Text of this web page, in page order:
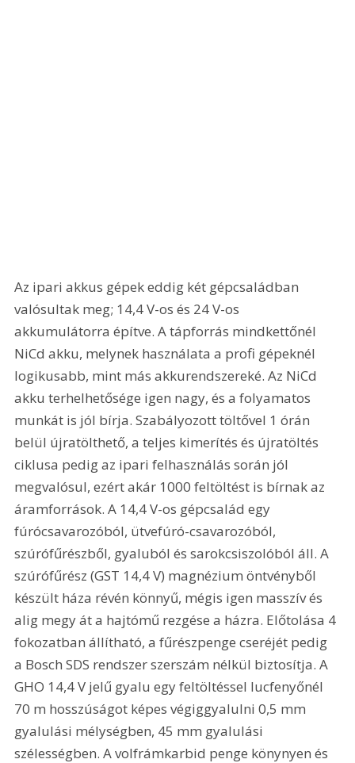
Az ipari akkus gépek eddig két gépcsaládban
valósultak meg; 14,4 V-os és 24 V-os
akkumulátorra építve. A tápforrás mindkettőnél
NiCd akku, melynek használata a profi gépeknél
logikusabb, mint más akkurendszereké. Az NiCd
akku terhelhetősége igen nagy, és a folyamatos
munkát is jól bírja. Szabályozott töltővel 1 órán
belül újratölthető, a teljes kimerítés és újratöltés
ciklusa pedig az ipari felhasználás során jól
megvalósul, ezért akár 1000 feltöltést is bírnak az
áramforrások. A 14,4 V-os gépcsalád egy
fúrócsavarozóból, ütvefúró-csavarozóból,
szúrófűrészből, gyaluból és sarokcsiszolóból áll. A
szúrófűrész (GST 14,4 V) magnézium öntvényből
készült háza révén könnyű, mégis igen masszív és
alig megy át a hajtómű rezgése a házra. Előtolása 4
fokozatban állítható, a fűrészpenge cseréjét pedig
a Bosch SDS rendszer szerszám nélkül biztosítja. A
GHO 14,4 V jelű gyalu egy feltöltéssel lucfenyőnél
70 m hosszúságot képes végiggyalulni 0,5 mm
gyalulási mélységben, 45 mm gyalulási
szélességben. A volfrámkarbid penge könynyen és